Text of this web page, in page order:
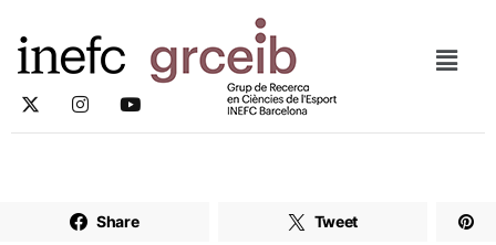
Share Tweet